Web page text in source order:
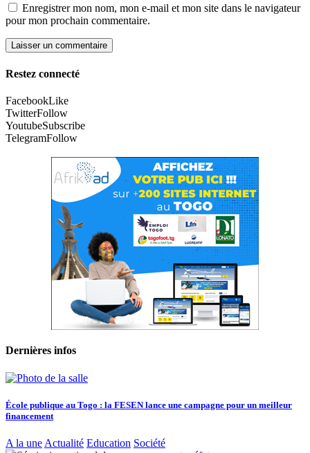
Enregistrer mon nom, mon e-mail et mon site dans le navigateur
pour mon prochain commentaire.
Restez connecté
FacebookLike
TwitterFollow
YoutubeSubscribe
TelegramFollow
Dernières infos
École publique au Togo : la FESEN lance une campagne pour un meilleur
financement
A la une Actualité Education Société